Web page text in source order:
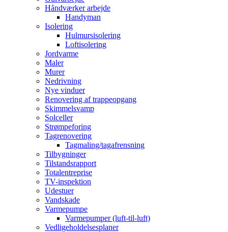
Håndværker arbejde
Handyman
Isolering
Hulmursisolering
Loftisolering
Jordvarme
Maler
Murer
Nedrivning
Nye vinduer
Renovering af trappeopgang
Skimmelsvamp
Solceller
Strømpeforing
Tagrenovering
Tagmaling/tagafrensning
Tilbygninger
Tilstandsrapport
Totalentreprise
TV-inspektion
Udestuer
Vandskade
Varmepumpe
Varmepumper (luft-til-luft)
Vedligeholdelsesplaner